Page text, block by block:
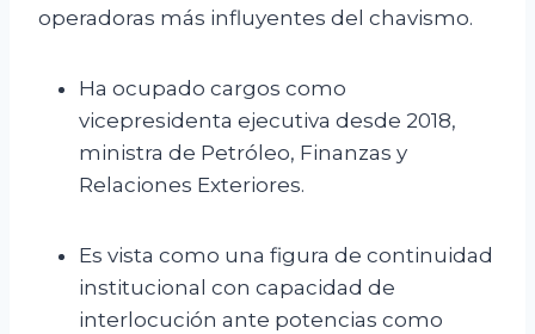
operadoras más influyentes del chavismo.
Ha ocupado cargos como
vicepresidenta ejecutiva desde 2018,
ministra de Petróleo, Finanzas y
Relaciones Exteriores.
Es vista como una figura de continuidad
institucional con capacidad de
interlocución ante potencias como